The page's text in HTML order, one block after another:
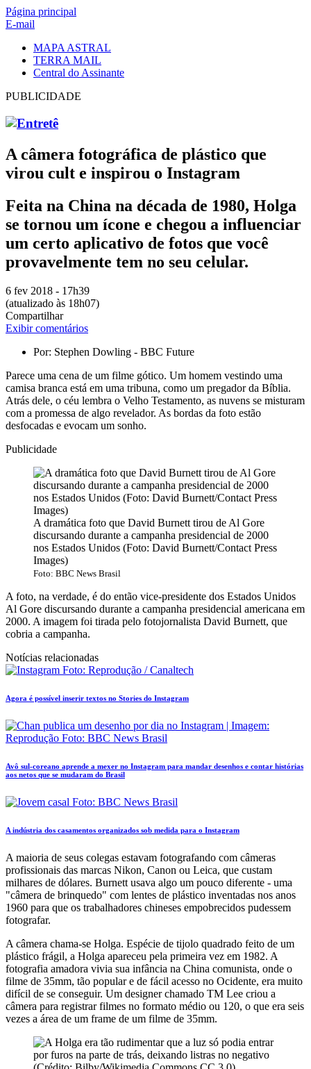
Página principal
E-mail
MAPA ASTRAL
TERRA MAIL
Central do Assinante
PUBLICIDADE
A câmera fotográfica de plástico que
virou cult e inspirou o Instagram
Feita na China na década de 1980, Holga
se tornou um ícone e chegou a influenciar
um certo aplicativo de fotos que você
provavelmente tem no seu celular.
6 fev 2018 - 17h39
(atualizado às 18h07)
Compartilhar
Exibir comentários
Por: Stephen Dowling - BBC Future
Parece uma cena de um filme gótico. Um homem vestindo uma
camisa branca está em uma tribuna, como um pregador da Bíblia.
Atrás dele, o céu lembra o Velho Testamento, as nuvens se misturam
com a promessa de algo revelador. As bordas da foto estão
desfocadas e evocam um sonho.
Publicidade
A dramática foto que David Burnett tirou de Al Gore
discursando durante a campanha presidencial de 2000
nos Estados Unidos (Foto: David Burnett/Contact Press
Images)
Foto: BBC News Brasil
A foto, na verdade, é do então vice-presidente dos Estados Unidos
Al Gore discursando durante a campanha presidencial americana em
2000. A imagem foi tirada pelo fotojornalista David Burnett, que
cobria a campanha.
Notícias relacionadas
Agora é possível inserir textos no Stories do Instagram
Avô sul-coreano aprende a mexer no Instagram para mandar desenhos e contar histórias
aos netos que se mudaram do Brasil
A indústria dos casamentos organizados sob medida para o Instagram
A maioria de seus colegas estavam fotografando com câmeras
profissionais das marcas Nikon, Canon ou Leica, que custam
milhares de dólares. Burnett usava algo um pouco diferente - uma
"câmera de brinquedo" com lentes de plástico inventadas nos anos
1960 para que os trabalhadores chineses empobrecidos pudessem
fotografar.
A câmera chama-se Holga. Espécie de tijolo quadrado feito de um
plástico frágil, a Holga apareceu pela primeira vez em 1982. A
fotografia amadora vivia sua infância na China comunista, onde o
filme de 35mm, tão popular e de fácil acesso no Ocidente, era muito
difícil de se conseguir. Um designer chamado TM Lee criou a
câmera para registrar filmes no formato médio ou 120, o que era seis
vezes a área de um frame de um filme de 35mm.